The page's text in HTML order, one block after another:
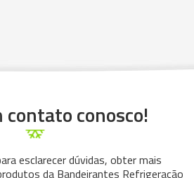
conosco!
esclarecer dúvidas, obter mais
da Bandeirantes Refrigeração